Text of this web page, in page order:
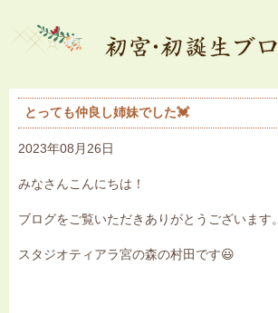
とっても仲良し姉妹でした💓
2023年08月26日
みなさんこんにちは！
ブログをご覧いただきありがとうございます。
スタジオティアラ宮の森の村田です😃